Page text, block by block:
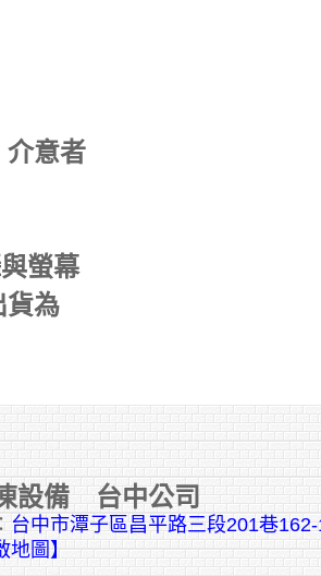
意者
螢幕
貨為
設備 台中公司
台中市潭子區昌平路三段201巷162-
地圖】